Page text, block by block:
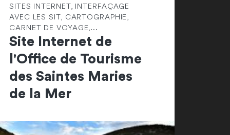
SITES INTERNET, INTERFAÇAGE
AVEC LES SIT, CARTOGRAPHIE,
CARNET DE VOYAGE,...
Site Internet de
l'Office de Tourisme
des Saintes Maries
de la Mer